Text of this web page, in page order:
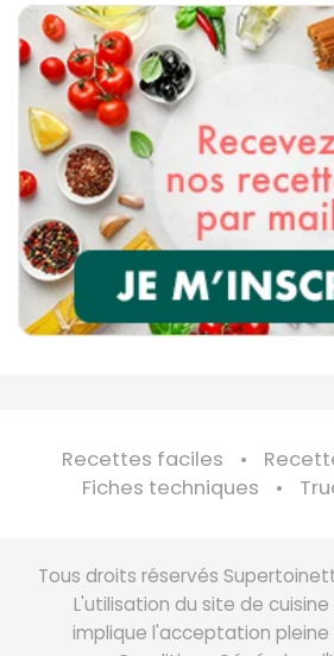
Recettes faciles
Fiches techniques
Tous droits réservés
L'utilisation du site de
implique l'acceptation